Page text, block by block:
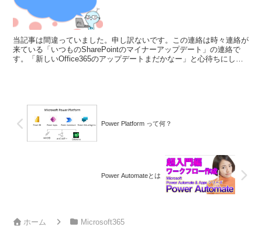
当記事は間違っていました。申し訳ないです。この連絡は時々連絡が
来ている「いつものSharePointのマイナーアップデート」の連絡で
す。「新しいOffice365のアップデートまだかなー」と心待ちにして
Power Platform って何？
Power Automateとは
ホーム Microsoft365